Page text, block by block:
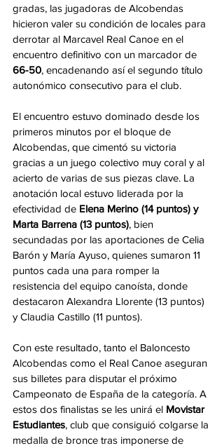
gradas, las jugadoras de Alcobendas
hicieron valer su condición de locales para
derrotar al Marcavel Real Canoe en el
encuentro definitivo con un marcador de
66-50, encadenando así el segundo título
autonómico consecutivo para el club.
El encuentro estuvo dominado desde los
primeros minutos por el bloque de
Alcobendas, que cimentó su victoria
gracias a un juego colectivo muy coral y al
acierto de varias de sus piezas clave. La
anotación local estuvo liderada por la
efectividad de Elena Merino (14 puntos) y
Marta Barrena (13 puntos), bien
secundadas por las aportaciones de Celia
Barón y María Ayuso, quienes sumaron 11
puntos cada una para romper la
resistencia del equipo canoísta, donde
destacaron Alexandra Llorente (13 puntos)
y Claudia Castillo (11 puntos).
Con este resultado, tanto el Baloncesto
Alcobendas como el Real Canoe aseguran
sus billetes para disputar el próximo
Campeonato de España de la categoría. A
estos dos finalistas se les unirá el Movistar
Estudiantes, club que consiguió colgarse la
medalla de bronce tras imponerse de